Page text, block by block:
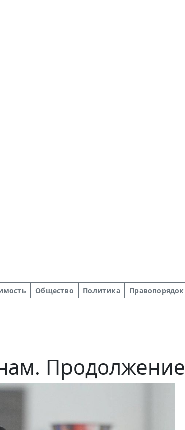
Общество Политика Правопорядок
Продолжение